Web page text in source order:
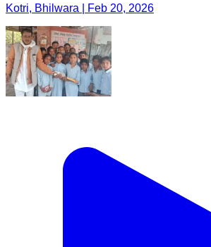
Kotri, Bhilwara | Feb 20, 2026